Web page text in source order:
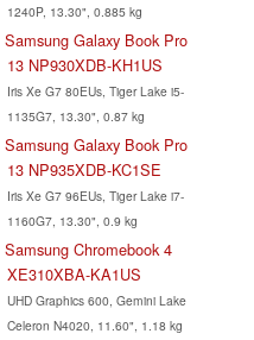
1240P, 13.30", 0.885 kg
Samsung Galaxy Book Pro
13 NP930XDB-KH1US
Iris Xe G7 80EUs, Tiger Lake i5-
1135G7, 13.30", 0.87 kg
Samsung Galaxy Book Pro
13 ‎NP935XDB-KC1SE
Iris Xe G7 96EUs, Tiger Lake i7-
1160G7, 13.30", 0.9 kg
Samsung Chromebook 4
XE310XBA-KA1US
UHD Graphics 600, Gemini Lake
Celeron N4020, 11.60", 1.18 kg